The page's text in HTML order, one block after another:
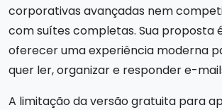
corporativas avançadas nem
com suítes completas. Sua proposta
oferecer uma experiência moderna
quer ler, organizar e responder e-
A limitação da versão gratuita para